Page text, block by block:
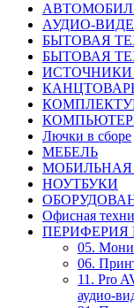
АУДИО-
БЫТОВАЯ
БЫТОВАЯ
ИСТОЧНИКИ
Лючки в сборе
МЕБЕЛЬ
МОБИЛЬНАЯ
НОУТБУКИ
Офисная
ПЕРИФЕРИЯ
05.
06.
11. Pro
аудио-